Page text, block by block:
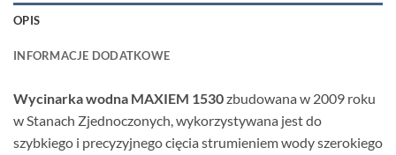
OPIS
INFORMACJE DODATKOWE
Wycinarka wodna MAXIEM 1530zbudowana w 2009 roku
w Stanach Zjednoczonych, wykorzystywana jest do
szybkiego i precyzyjnego cięcia strumieniem wody szerokiego